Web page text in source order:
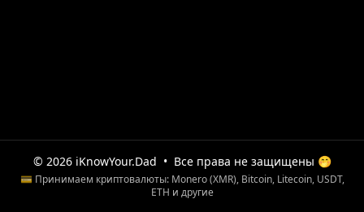
© 2026 iKnowYour.Dad • Все права не защищены 🤭
💳 Принимаем криптовалюты: Monero (XMR), Bitcoin, Litecoin, USDT,
ETH и другие